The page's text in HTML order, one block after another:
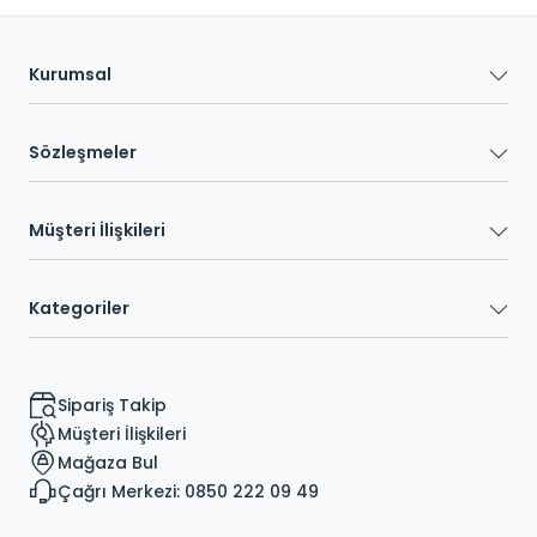
Kurumsal
Sözleşmeler
Müşteri İlişkileri
Kategoriler
Sipariş Takip
Müşteri İlişkileri
Mağaza Bul
Çağrı Merkezi: 0850 222 09 49